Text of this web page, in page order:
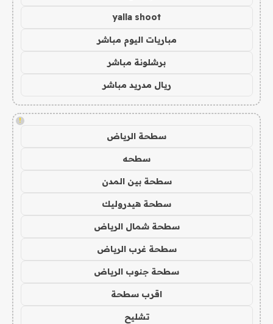
yalla shoot
مباريات اليوم مباشر
برشلونة مباشر
ريال مدريد مباشر
!
سطحة الرياض
سطحه
سطحة بين المدن
سطحة هيدروليك
سطحة شمال الرياض
سطحة غرب الرياض
سطحة جنوب الرياض
اقرب سطحة
تشليح